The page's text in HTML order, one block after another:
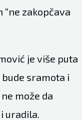
“ne zakopčava
je više puta
sramota i
može da
uradila.